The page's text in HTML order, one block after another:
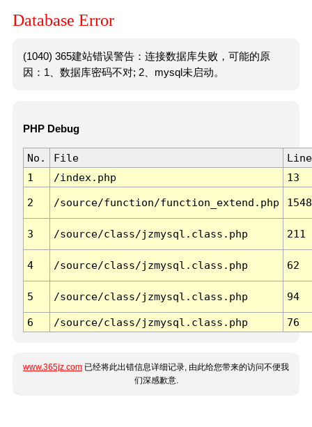
Database Error
(1040) 365建站错误警告：连接数据库失败，可能的原
因：1、数据库密码不对; 2、mysql未启动。
PHP Debug
No. File
Line
1
/index.php 13
2 /source/function/function_extend.php 1548
3 /source/class/jzmysql.class.php 211
4 /source/class/jzmysql.class.php 62
5 /source/class/jzmysql.class.php 94
6 /source/class/jzmysql.class.php 76
www.365jz.com 已经将此出错信息详细记录, 由此给您带来的访问不便我
们深感歉意.